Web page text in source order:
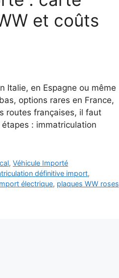
et coûts
Italie, en Espagne ou même
options rares en France,
routes françaises, il faut
: immatriculation
,Véhicule Importé
définitive import,
électrique, plaques WW roses